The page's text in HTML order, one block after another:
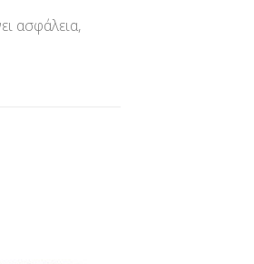
ασφάλεια,